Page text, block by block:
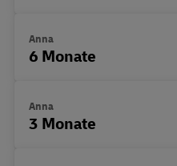
Anna
6 Monate
Anna
3 Monate